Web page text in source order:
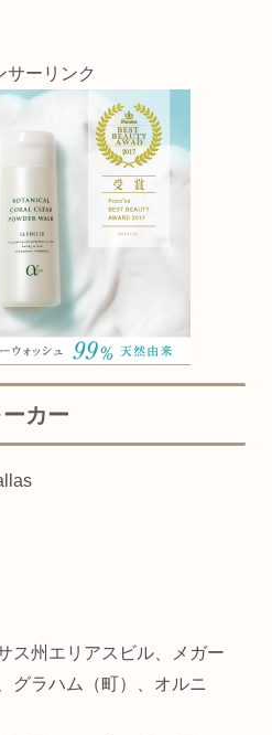
サーリンク
カー
ス州エリアスビル、メガー
グラハム（町）、オルニ